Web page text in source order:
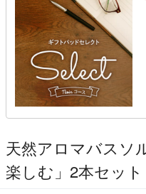
天然アロマバスソ
楽しむ」2本セット